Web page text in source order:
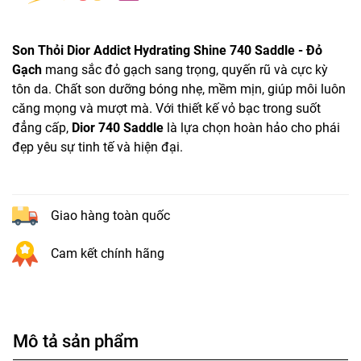
Son Thỏi Dior Addict Hydrating Shine 740 Saddle - Đỏ
Gạch mang sắc đỏ gạch sang trọng, quyến rũ và cực kỳ
tôn da. Chất son dưỡng bóng nhẹ, mềm mịn, giúp môi luôn
căng mọng và mượt mà. Với thiết kế vỏ bạc trong suốt
đẳng cấp, Dior 740 Saddle là lựa chọn hoàn hảo cho phái
đẹp yêu sự tinh tế và hiện đại.
Giao hàng toàn quốc
Cam kết chính hãng
Mô tả sản phẩm